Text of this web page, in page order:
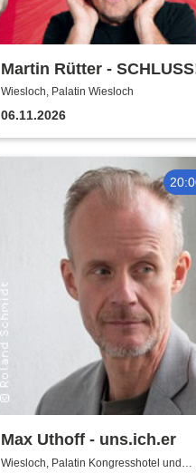
Martin Rütter -
AUS!
Wiesloch, Palatin Wiesloch
06.11.2026
Max Uthoff - uns.ich.er
Wiesloch, Palatin Kongresshotel und